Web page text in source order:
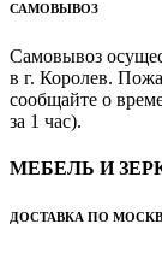
САМОВЫВОЗ
Самовывоз
в г. Королев.
сообщайте о
за 1 час).
МЕБЕЛЬ И
ДОСТАВКА ПО